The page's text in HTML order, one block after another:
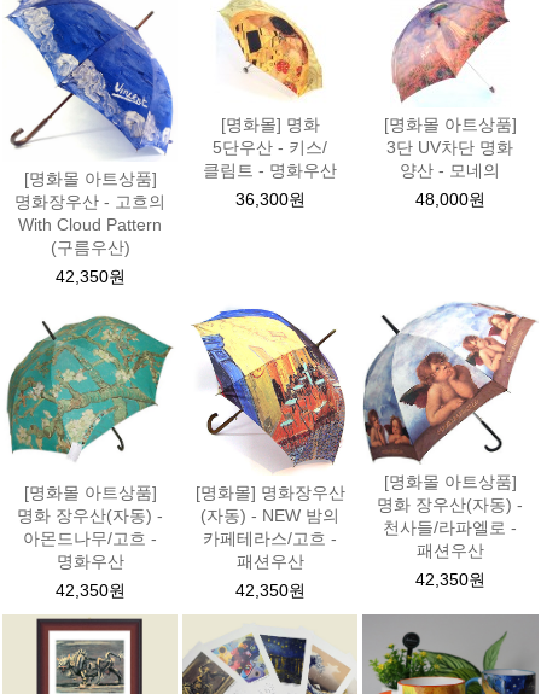
[명화몰 아트상품]
명화장우산 - 고흐의
With Cloud Pattern
(구름우산)
42,350원
[명화몰] 명화
5단우산 - 키스/
클림트 - 명화우산
36,300원
[명화몰 아트상품]
3단 UV차단 명화
양산 - 모네의
48,000원
[명화몰 아트상품]
명화 장우산(자동) -
아몬드나무/고흐 -
명화우산
42,350원
[명화몰] 명화장우산
(자동) - NEW 밤의
카페테라스/고흐 -
패션우산
42,350원
[명화몰 아트상품]
명화 장우산(자동) -
천사들/라파엘로 -
패션우산
42,350원